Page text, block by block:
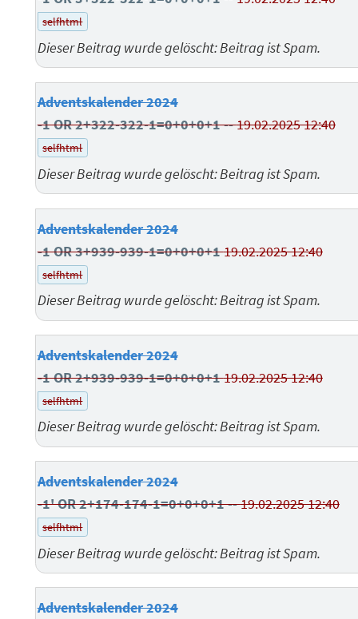
selfhtml
Dieser Beitrag wurde gelöscht: Beitrag ist Spam.
Adventskalender 2024
-1 OR 2+322-322-1=0+0+0+1 --19.02.2025 12:40
selfhtml
Dieser Beitrag wurde gelöscht: Beitrag ist Spam.
Adventskalender 2024
-1 OR 3+939-939-1=0+0+0+119.02.2025 12:40
selfhtml
Dieser Beitrag wurde gelöscht: Beitrag ist Spam.
Adventskalender 2024
-1 OR 2+939-939-1=0+0+0+119.02.2025 12:40
selfhtml
Dieser Beitrag wurde gelöscht: Beitrag ist Spam.
Adventskalender 2024
-1' OR 2+174-174-1=0+0+0+1 --19.02.2025 12:40
selfhtml
Dieser Beitrag wurde gelöscht: Beitrag ist Spam.
Adventskalender 2024